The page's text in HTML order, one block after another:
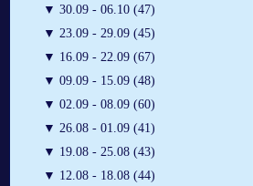
▼ 30.09 - 06.10 (47)
▼ 23.09 - 29.09 (45)
▼ 16.09 - 22.09 (67)
▼ 09.09 - 15.09 (48)
▼ 02.09 - 08.09 (60)
▼ 26.08 - 01.09 (41)
▼ 19.08 - 25.08 (43)
▼ 12.08 - 18.08 (44)